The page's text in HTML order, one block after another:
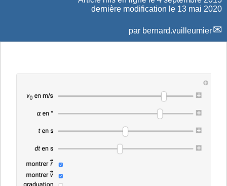
dernière modification le 13 mai 2020
par bernard.vuilleumier